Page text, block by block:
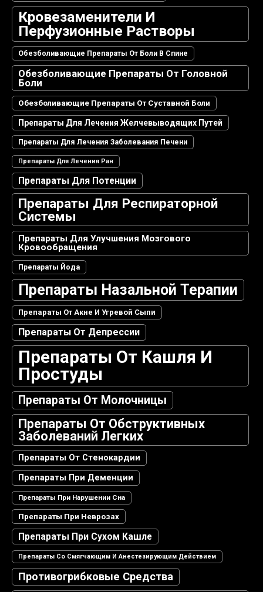
Кровезаменители И
Перфузионные Растворы
Обезболивающие Препараты От Боли В Спине
Обезболивающие Препараты От Головной
Боли
Обезболивающие Препараты От Суставной Боли
Препараты Для Лечения Желчевыводящих Путей
Препараты Для Лечения Заболевания Печени
Препараты Для Лечения Ран
Препараты Для Потенции
Препараты Для Респираторной
Системы
Препараты Для Улучшения Мозгового
Кровообращения
Препараты Йода
Препараты Назальной Терапии
Препараты От Акне И Угревой Сыпи
Препараты От Депрессии
Препараты От Кашля И
Простуды
Препараты От Молочницы
Препараты От Обструктивных
Заболеваний Легких
Препараты От Стенокардии
Препараты При Деменции
Препараты При Нарушении Сна
Препараты При Неврозах
Препараты При Сухом Кашле
Препараты Со Смягчающим И Анестезирующим Действием
Противогрибковые Средства